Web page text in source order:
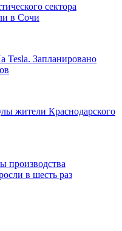
сектора
в Сочи
Tesla. Запланировано
жители Краснодарского
производства
в шесть раз